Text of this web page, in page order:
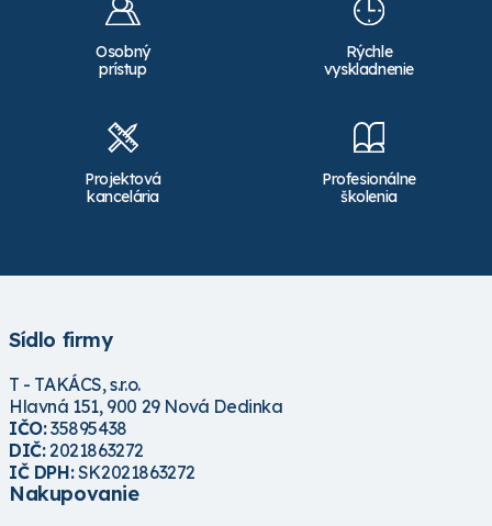
Osobný
prístup
Rýchle
vyskladnenie
Projektová
kancelária
Profesionálne
školenia
Sídlo firmy
T - TAKÁCS, s.r.o.
Hlavná 151, 900 29 Nová Dedinka
IČO:35895438
DIČ:2021863272
IČ DPH:SK2021863272
Nakupovanie